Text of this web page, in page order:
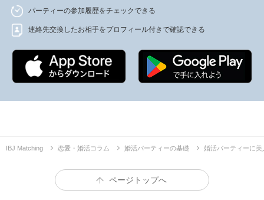
パーティーの参加履歴をチェックできる
連絡先交換したお相手をプロフィール付きで確認できる
IBJ Matching 恋愛・婚活コラム 婚活パーティーの基礎 婚活パーティーに
ページトップへ